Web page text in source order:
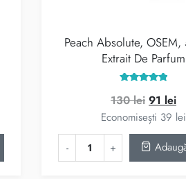
Peach Absolute,
Extrait De Parfum
5.00
din 5
130lei Prețul
inițial
a
fost:
91 lei
Economisești 39 lei